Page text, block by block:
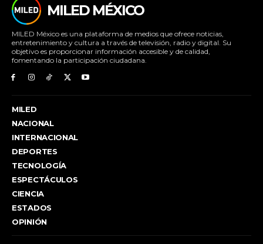
MILED MÉXICO
MILED México es una plataforma de medios que ofrece noticias,
entretenimiento y cultura a través de televisión, radio y digital. Su
objetivo es proporcionar información accesible y de calidad,
fomentando la participación ciudadana.
MILED
NACIONAL
INTERNACIONAL
DEPORTES
TECNOLOGÍA
ESPECTÁCULOS
CIENCIA
ESTADOS
OPINIÓN